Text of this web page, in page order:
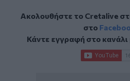
Ακολουθήστε το Cretalive
στο
Κάντε εγγραφή στο κανάλι